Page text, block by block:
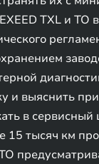
TXL и ТО
и выяснить
в сервисный
15 тысяч км